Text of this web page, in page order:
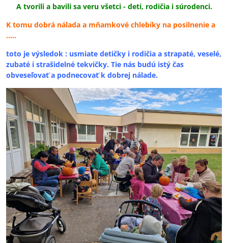
A tvorili a bavili sa veru všetci - deti, rodičia i súrodenci.
K tomu dobrá nálada a mňamkové chlebíky na posilnenie a
.....
toto je výsledok : usmiate detičky i rodičia a strapaté, veselé,
zubaté i strašidelné tekvičky. Tie nás budú istý čas
obveseľovať a podnecovať k dobrej nálade.